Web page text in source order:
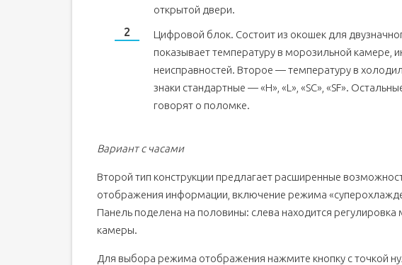
открытой двери.
Цифровой блок. Состоит из окошек для
показывает температуру в морозильной камере,
неисправностей. Второе — температуру в
знаки стандартные — «Н», «L», «SC», «SF».
говорят о поломке.
Вариант с часами
Второй тип конструкции предлагает расширенные
отображения информации, включение режима
Панель поделена на половины: слева находится
камеры.
Для выбора режима отображения нажмите кнопку с точкой